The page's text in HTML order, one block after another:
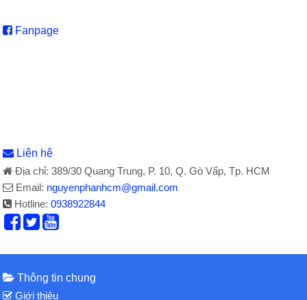
Fanpage
Liên hệ
Địa chỉ: 389/30 Quang Trung, P. 10, Q. Gò Vấp, Tp. HCM
Email: nguyenphanhcm@gmail.com
Hotline:0938922844
Thông tin chung
Giới thiệu